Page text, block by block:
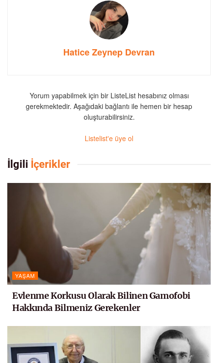
Hatice Zeynep Devran
Yorum yapabilmek için bir ListeList hesabınız olması
gerekmektedir. Aşağıdaki bağlantı ile hemen bir hesap
oluşturabilirsiniz.
Listelist'e üye ol
İlgili İçerikler
YAŞAM
Evlenme Korkusu Olarak Bilinen Gamofobi
Hakkında Bilmeniz Gerekenler